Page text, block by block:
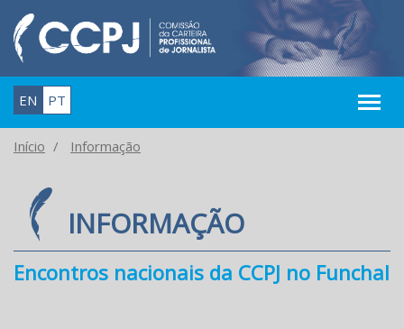
EN PT
Início Informação
INFORMAÇÃO
Encontros nacionais da CCPJ no Funchal